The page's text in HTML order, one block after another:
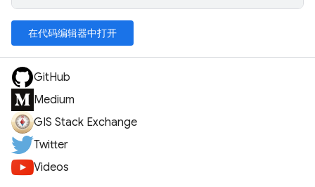
在代码编辑器中打开
GitHub
Medium
GIS Stack Exchange
Twitter
Videos